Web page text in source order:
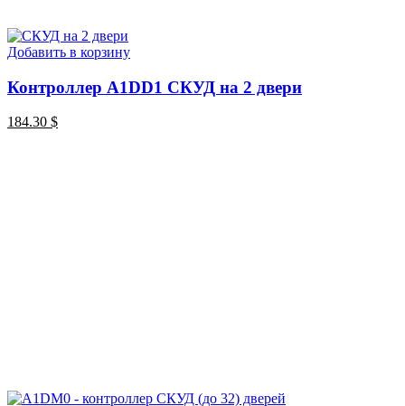
Добавить в корзину
Контроллер A1DD1 СКУД на 2 двери
184.30 $